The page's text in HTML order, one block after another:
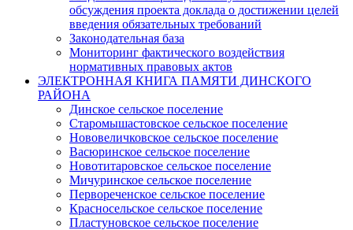
обсуждения проекта доклада о достижении целей
введения обязательных требований
Законодательная база
Мониторинг фактического воздействия
нормативных правовых актов
ЭЛЕКТРОННАЯ КНИГА ПАМЯТИ ДИНСКОГО
РАЙОНА
Динское сельское поселение
Старомышастовское сельское поселение
Нововеличковское сельское поселение
Васюринское сельское поселение
Новотитаровское сельское поселение
Мичуринское сельское поселение
Первореченское сельское поселение
Красносельское сельское поселение
Пластуновское сельское поселение